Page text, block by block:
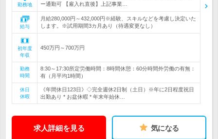
勤務地
ー通勤可 【雇入れ直後】上記事業…
給与
月給280,000円～432,000円※経験、スキルなどを考慮し決定いた
します。※試用期間3カ月あり（待遇変更なし）
初年度
年収
450万円～700万円
勤務
時間
8:30～17:30所定労働時間：8時間休憩：60分時間外労働の有無：
有（月平均1時間）
休日
休暇
《年間休日123日》◇完全週休2日制（土日）※年に2日程度祝日
出勤あり * お盆休暇 * 年末年始休…
求人詳細を見る 気になる